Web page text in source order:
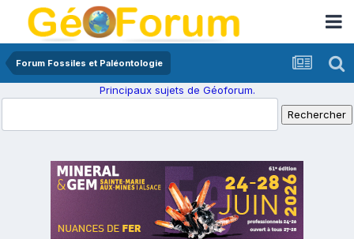
Forum Fossiles et Paléontologie
Principaux sujets de Géoforum.